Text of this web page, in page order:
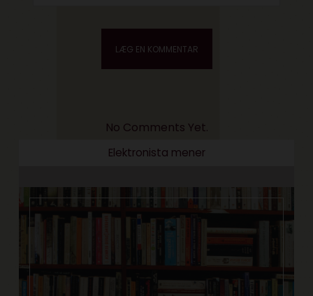
No Comments Yet.
Elektronista mener